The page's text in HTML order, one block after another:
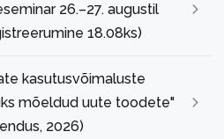
26.–27. augustil
18.08ks)
kasutusvõimaluste
mõeldud uute toodete"
2026)